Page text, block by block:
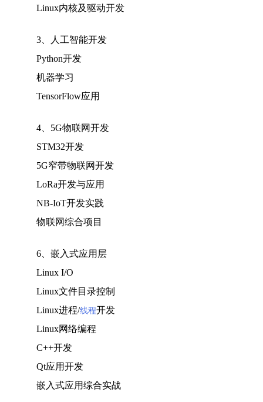
Linux内核及驱动开发
3、人工智能开发
Python开发
机器学习
TensorFlow应用
4、5G物联网开发
STM32开发
5G窄带物联网开发
LoRa开发与应用
NB-IoT开发实践
物联网综合项目
6、嵌入式应用层
Linux I/O
Linux文件目录控制
Linux进程/线程开发
Linux网络编程
C++开发
Qt应用开发
嵌入式应用综合实战